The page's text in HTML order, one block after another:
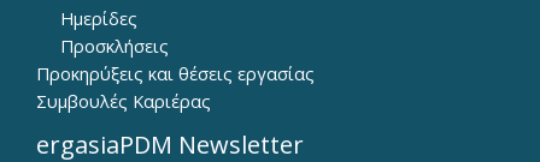
Ημερίδες
Προσκλήσεις
Προκηρύξεις και θέσεις εργασίας
Συμβουλές Καριέρας
ergasiaPDM Newsletter